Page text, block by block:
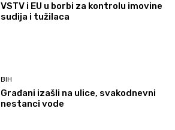
VSTV i EU u borbi za kontrolu imovine
sudija i tužilaca
BIH
Građani izašli na ulice, svakodnevni
nestanci vode